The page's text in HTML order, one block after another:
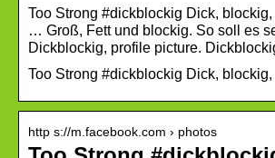
Too Strong #dickblockig Dick,
… Groß, Fett und blockig. So soll es
Dickblockig, profile picture.
Too Strong #dickblockig Dick,
http s://m.facebook.com › photos